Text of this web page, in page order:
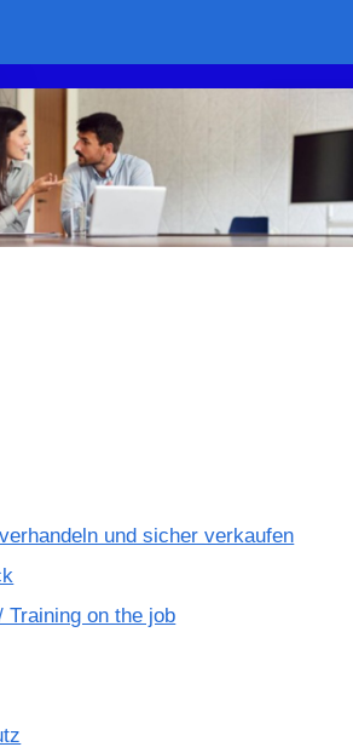
und sicher verkaufen
Training on the job